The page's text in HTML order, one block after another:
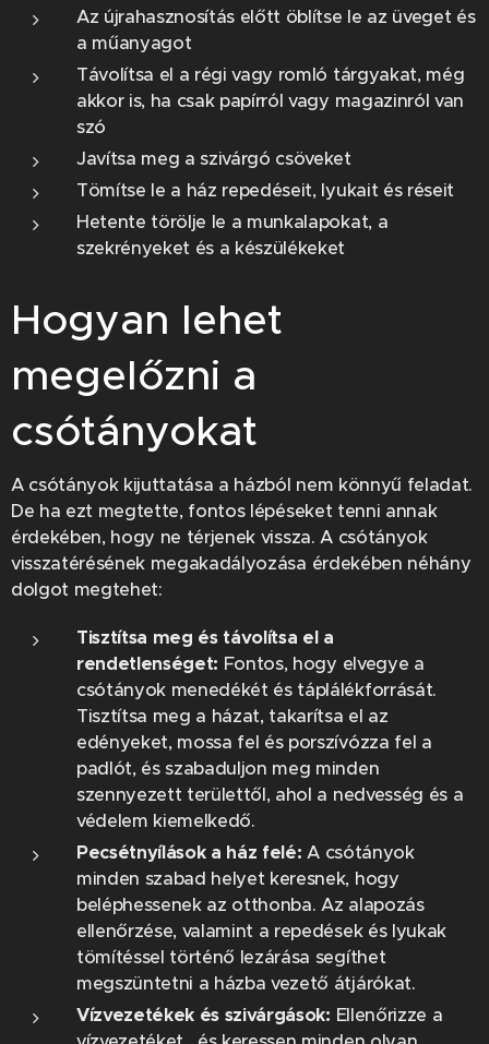
Az újrahasznosítás előtt öblítse le az üveget és
a műanyagot
Távolítsa el a régi vagy romló tárgyakat, még
akkor is, ha csak papírról vagy magazinról van
szó
Javítsa meg a szivárgó csöveket
Tömítse le a ház repedéseit, lyukait és réseit
Hetente törölje le a munkalapokat, a
szekrényeket és a készülékeket
Hogyan lehet
megelőzni a
csótányokat
A csótányok kijuttatása a házból nem könnyű feladat.
De ha ezt megtette, fontos lépéseket tenni annak
érdekében, hogy ne térjenek vissza. A csótányok
visszatérésének megakadályozása érdekében néhány
dolgot megtehet:
Tisztítsa meg és távolítsa el a
rendetlenséget: Fontos, hogy elvegye a
csótányok menedékét és táplálékforrását.
Tisztítsa meg a házat, takarítsa el az
edényeket, mossa fel és porszívózza fel a
padlót, és szabaduljon meg minden
szennyezett területtől, ahol a nedvesség és a
védelem kiemelkedő.
Pecsétnyílások a ház felé: A csótányok
minden szabad helyet keresnek, hogy
beléphessenek az otthonba. Az alapozás
ellenőrzése, valamint a repedések és lyukak
tömítéssel történő lezárása segíthet
megszüntetni a házba vezető átjárókat.
Vízvezetékek és szivárgások: Ellenőrizze a